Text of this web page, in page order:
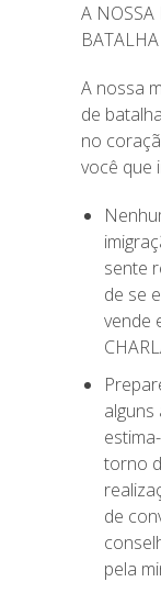
A NOSSA
BATALHA
A nossa
de
no
você que
sente
de se
vende
torno
de
pela